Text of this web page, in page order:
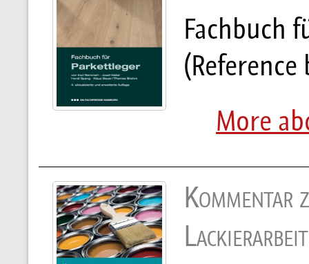
Fachbuch
More